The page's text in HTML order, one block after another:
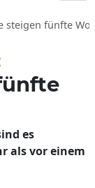
steigen fünfte
es
als vor einem